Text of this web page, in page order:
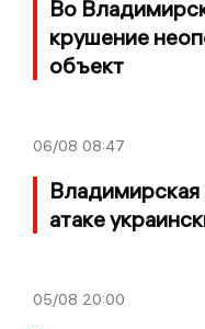
Во
крушение
объект
06/08 08:47
Владимирская
атаке
05/08 20:00